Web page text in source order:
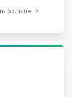
больше →
в отличном